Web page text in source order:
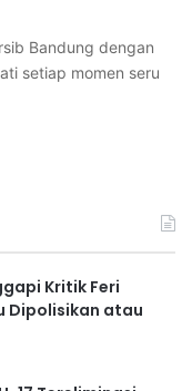
Bandung dengan
setiap momen seru
Kritik Feri
Dipolisikan atau